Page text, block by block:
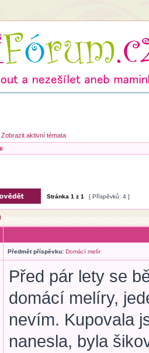
Zobrazit aktivní témata
Stránka1 z1 [ Příspěvků: 4 ]
Předmět příspěvku: Domácí melír
Před pár lety se
domácí melíry,
nevím. Kupovala
nanesla, byla